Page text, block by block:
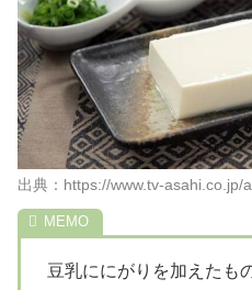
出典：https://www.tv-asahi.co.jp/
豆乳ににがりを加えたも